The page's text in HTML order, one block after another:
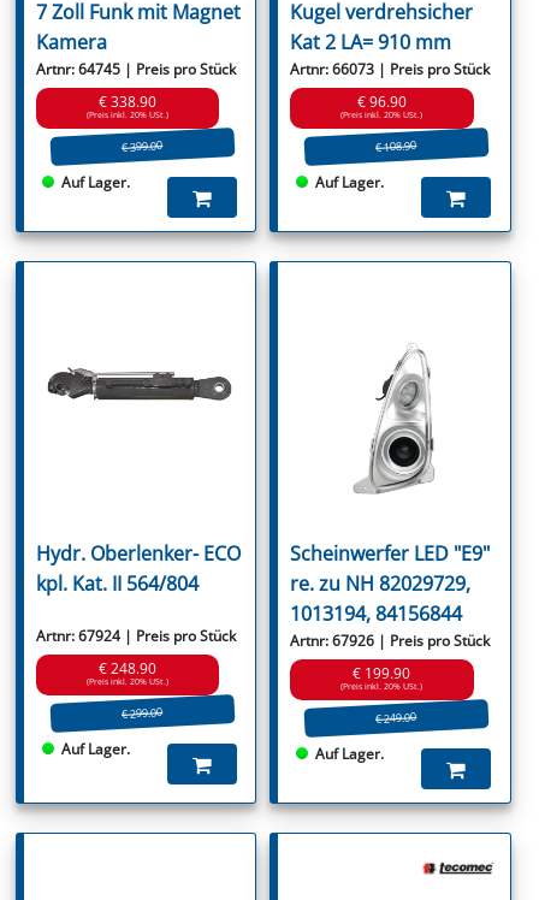
7 Zoll Funk mit Magnet
Kamera
Artnr: 64745 | Preis pro Stück
€ 338.90
(Preis inkl. 20% USt.)
€ 399.00
Auf Lager.
Kugel verdrehsicher
Kat 2 LA= 910 mm
Artnr: 66073 | Preis pro Stück
€ 96.90
(Preis inkl. 20% USt.)
€ 108.90
Auf Lager.
Hydr. Oberlenker- ECO
kpl. Kat. II 564/804
Artnr: 67924 | Preis pro Stück
€ 248.90
(Preis inkl. 20% USt.)
€ 299.00
Auf Lager.
Scheinwerfer LED "E9"
re. zu NH 82029729,
1013194, 84156844
Artnr: 67926 | Preis pro Stück
€ 199.90
(Preis inkl. 20% USt.)
€ 249.00
Auf Lager.